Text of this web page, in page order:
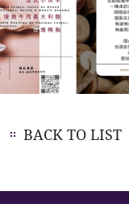
BACK TO LIST